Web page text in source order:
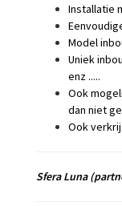
Installatie
Model
Uniek
enz .....
Ook
dan niet
Ook
Sfera Luna